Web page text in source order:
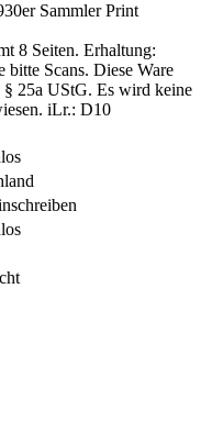
Sammler Print
8 Seiten. Erhaltung:
bitte Scans. Diese Ware
§ 25a UStG. Es wird keine
iLr.: D10